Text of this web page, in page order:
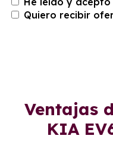
Quiero recibir
Ventajas
KIA